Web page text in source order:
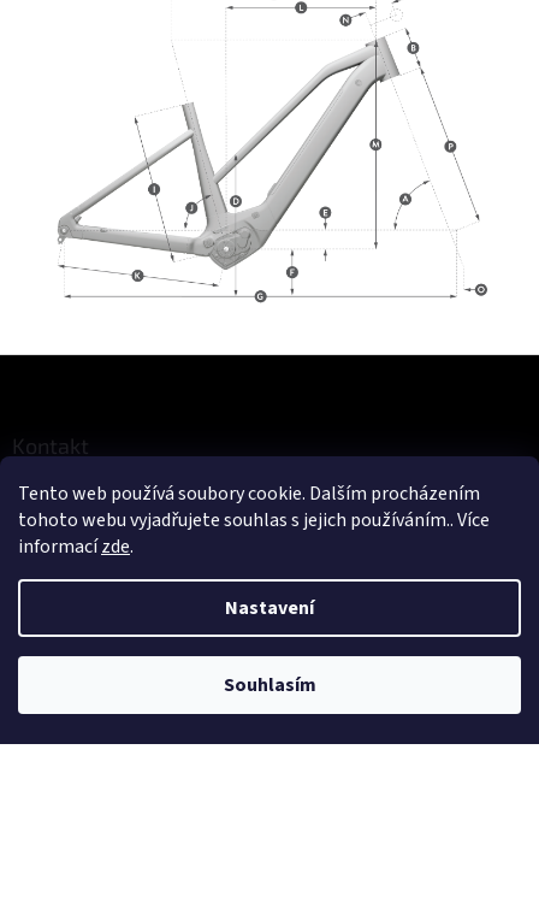
Tento web používá soubory cookie. Dalším procházením
tohoto webu vyjadřujete souhlas s jejich používáním.. Více
informacízde.
Nastavení
Souhlasím
t
Kontakt
eshop@ cykloerben.cz
725 316 707
Jak nakupovat
Obchodní podmínky